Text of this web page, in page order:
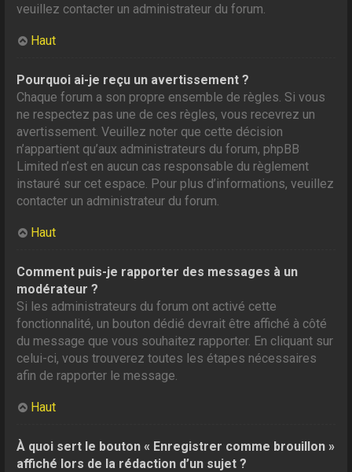
veuillez contacter un administrateur du forum.
Haut
Pourquoi ai-je reçu un avertissement ?
Chaque forum a son propre ensemble de règles. Si vous
ne respectez pas une de ces règles, vous recevrez un
avertissement. Veuillez noter que cette décision
n’appartient qu’aux administrateurs du forum, phpBB
Limited n’est en aucun cas responsable du règlement
instauré sur cet espace. Pour plus d’informations, veuillez
contacter un administrateur du forum.
Haut
Comment puis-je rapporter des messages à un
modérateur ?
Si les administrateurs du forum ont activé cette
fonctionnalité, un bouton dédié devrait être affiché à côté
du message que vous souhaitez rapporter. En cliquant sur
celui-ci, vous trouverez toutes les étapes nécessaires
afin de rapporter le message.
Haut
À quoi sert le bouton « Enregistrer comme brouillon »
affiché lors de la rédaction d’un sujet ?